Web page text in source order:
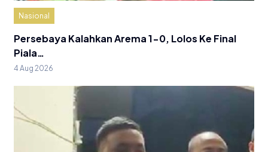
Nasional
Persebaya Kalahkan Arema 1-0, Lolos Ke Final
Piala…
4 Aug 2026